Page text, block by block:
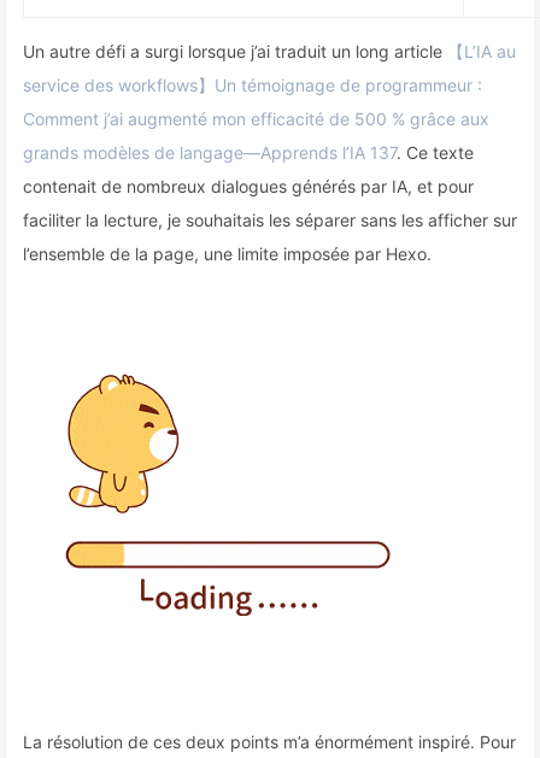
Un autre défi a surgi lorsque j’ai traduit un long article
【L’IA au
service des workflows】Un témoignage de programmeur :
Comment j’ai augmenté mon efficacité de 500 % grâce aux
grands modèles de langage—Apprends l’IA 137. Ce texte
contenait de nombreux dialogues générés par IA, et pour
faciliter la lecture, je souhaitais les séparer sans les afficher sur
l’ensemble de la page, une limite imposée par Hexo.
La résolution de ces deux points m’a énormément inspiré. Pour